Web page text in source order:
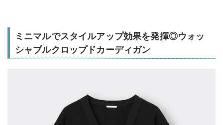
ミニマルでスタイルアップ効果を発揮◎ウォッ
シャブルクロップドカーディガン